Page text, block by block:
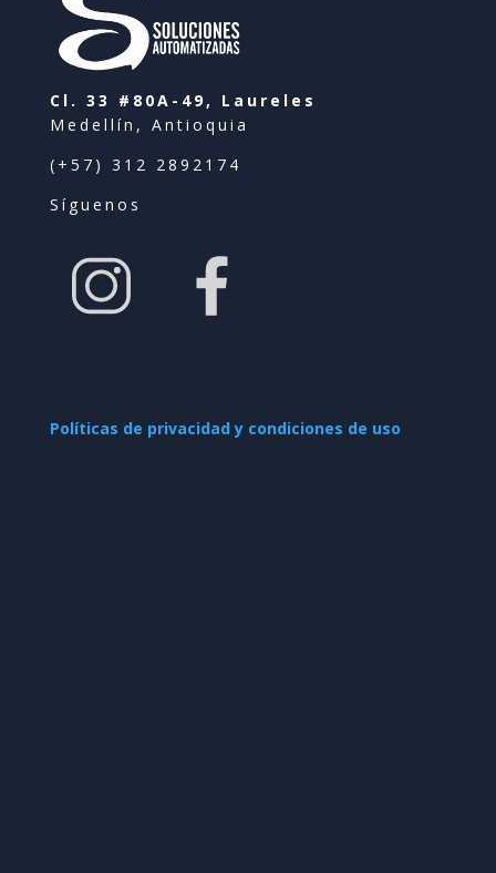
Cl. 33 #80A-49, Laureles
Medellín, Antioquia
(+57) 312 2892174
Síguenos
Políticas de privacidad y condiciones de uso